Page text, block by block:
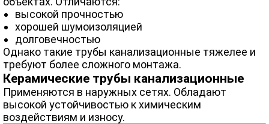
высокой прочностью
хорошей шумоизоляцией
долговечностью
Однако такие трубы канализационные тяжелее и
требуют более сложного монтажа.
Керамические трубы канализационные
Применяются в наружных сетях. Обладают
высокой устойчивостью к химическим
воздействиям и износу.